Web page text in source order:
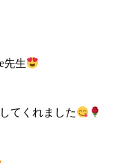
先生
てくれました